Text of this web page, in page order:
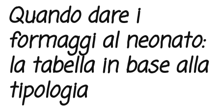
Quando dare i
formaggi al neonato:
la tabella in base alla
tipologia